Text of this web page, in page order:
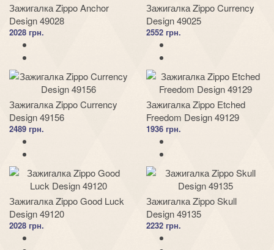
Зажигалка Zippo Anchor
Design 49028
2028 грн.
Зажигалка Zippo Currency
Design 49025
2552 грн.
Зажигалка Zippo Currency
Design 49156
2489 грн.
Зажигалка Zippo Etched
Freedom Design 49129
1936 грн.
Зажигалка Zippo Good Luck
Design 49120
2028 грн.
Зажигалка Zippo Skull
Design 49135
2232 грн.